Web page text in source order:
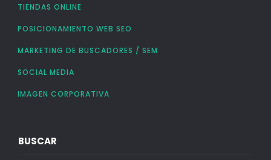
TIENDAS ONLINE
POSICIONAMIENTO WEB SEO
MARKETING DE BUSCADORES / SEM
SOCIAL MEDIA
IMAGEN CORPORATIVA
BUSCAR